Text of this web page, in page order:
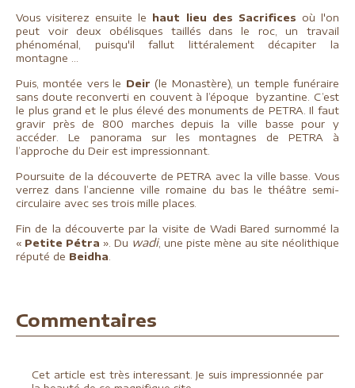
Vous visiterez ensuite le haut lieu des Sacrifices où l'on
peut voir deux obélisques taillés dans le roc, un travail
phénoménal, puisqu'il fallut littéralement décapiter la
montagne …
Puis, montée vers le Deir (le Monastère), un temple funéraire
sans doute reconverti en couvent à l’époque byzantine. C’est
le plus grand et le plus élevé des monuments de PETRA. Il faut
gravir près de 800 marches depuis la ville basse pour y
accéder. Le panorama sur les montagnes de PETRA à
l’approche du Deir est impressionnant.
Poursuite de la découverte de PETRA avec la ville basse. Vous
verrez dans l’ancienne ville romaine du bas le théâtre semi-
circulaire avec ses trois mille places.
Fin de la découverte par la visite de Wadi Bared surnommé la
« Petite Pétra ». Du wadi, une piste mène au site néolithique
réputé de Beidha.
Commentaires
Cet article est très interessant. Je suis impressionnée par